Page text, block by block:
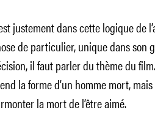
justement dans cette logique de
de particulier, unique dans son
il faut parler du thème du
la forme d’un homme mort,
la mort de l’être aimé.